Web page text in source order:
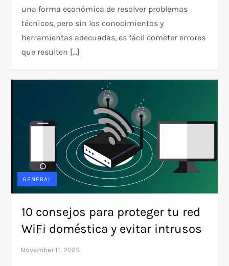
una forma económica de resolver problemas
técnicos, pero sin los conocimientos y
herramientas adecuadas, es fácil cometer errores
que resulten […]
GENERAL
10 consejos para proteger tu red
WiFi doméstica y evitar intrusos